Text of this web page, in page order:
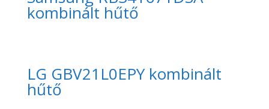
kombinált hűtő
LG GBV21L0EPY kombinált
hűtő